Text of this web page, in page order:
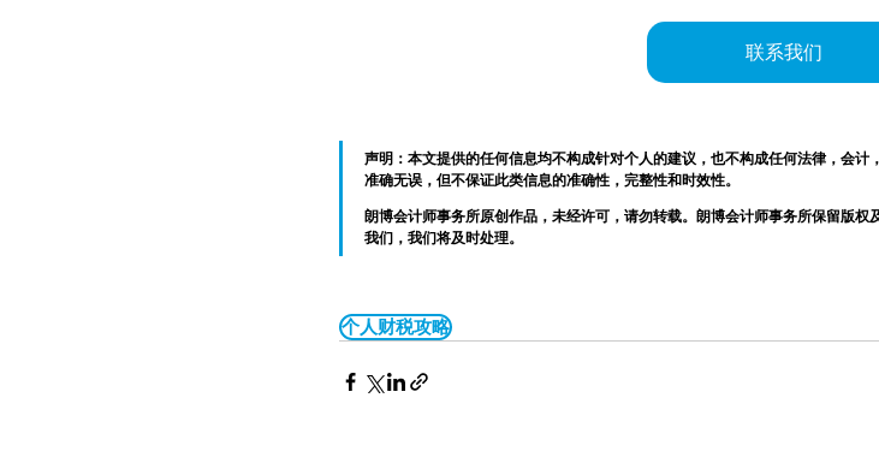
联系我们
声明：本文提供的任何信息均不构成针对个人的建议，也不构成任何法律，会
准确无误，但不保证此类信息的准确性，完整性和时效性。
朗博会计师事务所原创作品，未经许可，请勿转载。朗博会计师事务所保留版
我们，我们将及时处理。
个人财税攻略